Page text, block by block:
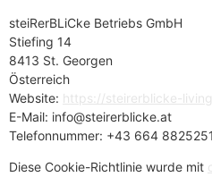
steiRerBLiCke Betriebs GmbH
Stiefing 14
8413 St. Georgen
Österreich
Website: https://steirerblicke-
E-Mail: info@steirerblicke.at
Telefonnummer: +43 664
Diese Cookie-Richtlinie wurde mit